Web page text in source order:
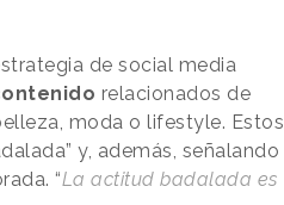
de social media
relacionados de
moda o lifestyle. Estos
y, además, señalando
“La actitud badalada es